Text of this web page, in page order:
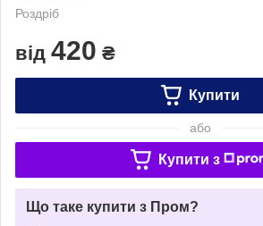
Роздріб
від 420 ₴
Купити
або
Купити з
Що таке купити з Пром?